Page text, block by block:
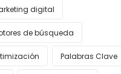
digital
de búsqueda
Palabras Clave